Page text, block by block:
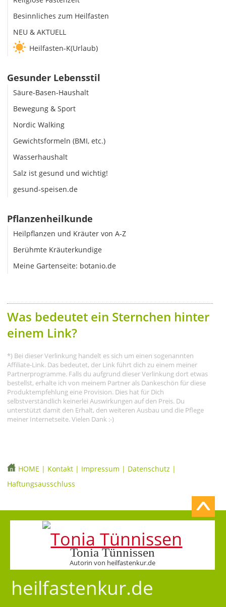
Besinnliches zum Heilfasten
NEU & AKTUELL
Heilfasten-K(Urlaub)
Gesunder Lebensstil
Säure-Basen-Haushalt
Bewegung & Sport
Nordic Walking
Gewichtsformeln (BMI, etc.)
Wasserhaushalt
Salz ist gesund und wichtig!
gesund-speisen.de
Pflanzenheilkunde
Heilpflanzen und Kräuter von A-Z
Berühmte Kräuterkundige
Meine Gartenseite: botanio.de
Was bedeutet ein Sternchen hinter
einem Link?
*) Bei dieser Verlinkung handelt es sich um einen sogenannten
Affiliate-Link. Das bedeutet, der Link führt dich zu einem meiner
Partnerprogramme. Falls du aufgrund dieser Verlinkung dort etwas
bestellst, erhalte ich von meinem Partner als Dankeschön für diese
Produktempfehlung eine Provision. Dies hat für Dich
selbstverständlich keinerlei Auswirkungen auf den Preis. Du
unterstützt damit den Erhalt, den weiteren Ausbau und die Pflege
meiner Internetseite. Vielen Dank :-)
HOME | Kontakt | Impressum | Datenschutz |
Haftungsausschluss
Tonia Tünnissen
Autorin von heilfastenkur.de
heilfastenkur.de